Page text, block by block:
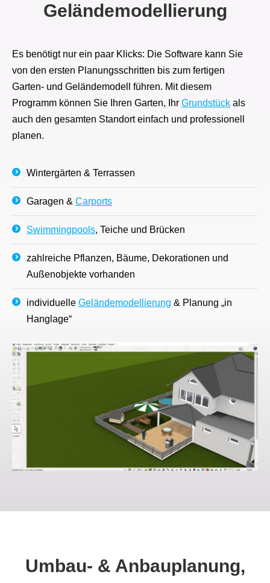
Geländemodellierung
Es benötigt nur ein paar Klicks: Die Software kann Sie
von den ersten Planungsschritten bis zum fertigen
Garten- und Geländemodell führen. Mit diesem
Programm können Sie Ihren Garten, Ihr Grundstück als
auch den gesamten Standort einfach und professionell
planen.
Wintergärten & Terrassen
Garagen & Carports
Swimmingpools, Teiche und Brücken
zahlreiche Pflanzen, Bäume, Dekorationen und
Außenobjekte vorhanden
individuelle Geländemodellierung & Planung „in
Hanglage“
Umbau- & Anbauplanung,